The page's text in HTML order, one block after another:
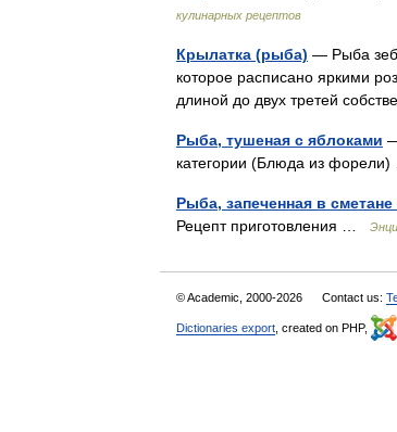
кулинарных рецептов
Крылатка (рыба) — Рыба
которое расписано яркими
длиной до двух третей
Рыба, тушеная с яблоками
категории (Блюда из
Рыба, запеченная в сметане
Рецепт приготовления …
© Academic, 2000-2026 Contact us:
Dictionaries export , created on PHP,